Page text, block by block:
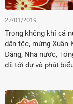
27/01/2019
Trong không khí cả
dân tộc, mừng Xuân
Đảng, Nhà nước,
đã tới dự và phát